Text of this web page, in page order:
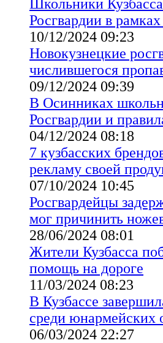
Школьники
Росгвардии в
10/12/2024 09:23
Новокузнецкие
числившегося
09/12/2024 09:39
В Осинниках
Росгвардии и
04/12/2024 08:18
7 кузбасских
рекламу своей
07/10/2024 10:45
Росгвардейцы
мог причинить
28/06/2024 08:01
Жители Кузбасса
помощь на дороге
11/03/2024 08:23
В Кузбассе
среди юнармейских
06/03/2024 22:27